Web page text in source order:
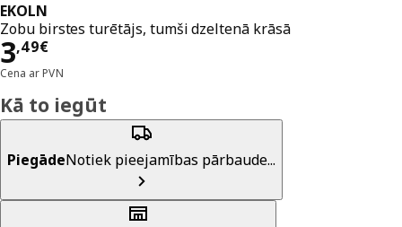
EKOLN
Zobu birstes turētājs, tumši dzeltenā krāsā
3,49€
Cena 3,49€
Cena ar PVN
Kā to iegūt
PiegādeNotiek pieejamības pārbaude...